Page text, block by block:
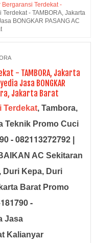
Terdekat -
- TAMBORA, Jakarta
BONGKAR PASANG AC
- TAMBORA, Jakarta
Jasa BONGKAR
Jakarta Barat
Terdekat, Tambora,
Teknik Promo Cuci
- 082113272792
AC Sekitaran
Duri Kepa, Duri
Barat Promo
-
Jasa
Kalianyar